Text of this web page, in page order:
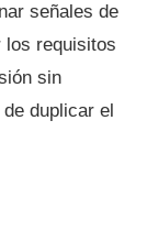
señales de
los requisitos
sin
duplicar el